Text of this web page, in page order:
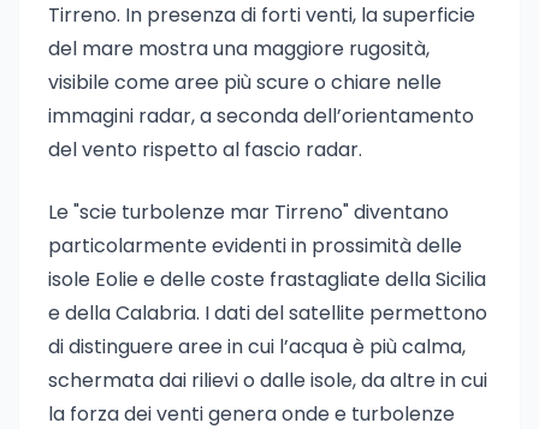
Tirreno. In presenza di forti venti, la superficie
del mare mostra una maggiore rugosità,
visibile come aree più scure o chiare nelle
immagini radar, a seconda dell’orientamento
del vento rispetto al fascio radar.
Le "scie turbolenze mar Tirreno" diventano
particolarmente evidenti in prossimità delle
isole Eolie e delle coste frastagliate della Sicilia
e della Calabria. I dati del satellite permettono
di distinguere aree in cui l’acqua è più calma,
schermata dai rilievi o dalle isole, da altre in cui
la forza dei venti genera onde e turbolenze